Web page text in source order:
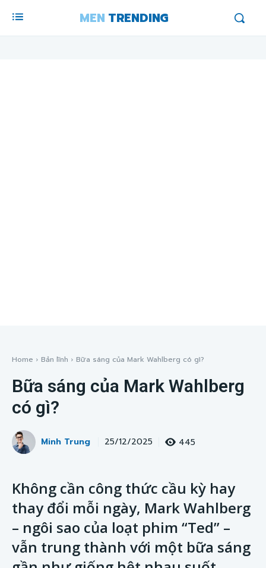
MEN TRENDING
Home Bản lĩnh Bữa sáng của Mark Wahlberg có gì?
Bữa sáng của Mark Wahlberg
có gì?
Minh Trung 25/12/2025 445
Không cần công thức cầu kỳ hay
thay đổi mỗi ngày, Mark Wahlberg
– ngôi sao của loạt phim “Ted” –
vẫn trung thành với một bữa sáng